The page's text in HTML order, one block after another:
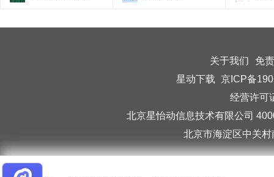
关于我们
免
星动下载 京ICP备
经营许可
北京星怡动信息技术有限公司
北京市海淀区中关